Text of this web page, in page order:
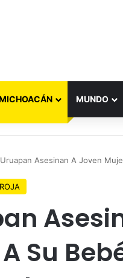
MUNDO
Asesinan A Joven
Su